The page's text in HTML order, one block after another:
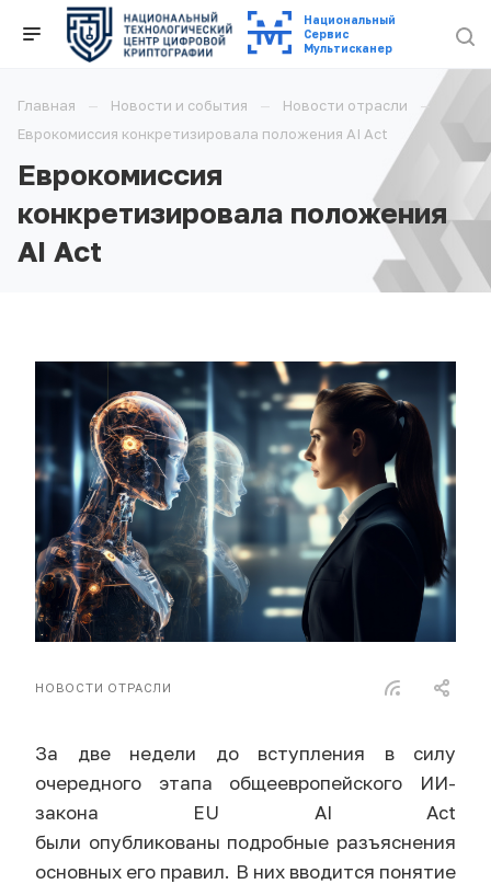
Национальный
Cервис
Мультисканер
Главная Новости и события
Новости отрасли
Еврокомиссия конкретизировала положения AI Act
Еврокомиссия
конкретизировала положения
AI Act
НОВОСТИ ОТРАСЛИ
За две недели до вступления в силу
очередного этапа общеевропейского ИИ-
закона EU AI Act
были опубликованы подробные разъяснения
основных его правил. В них вводится понятие